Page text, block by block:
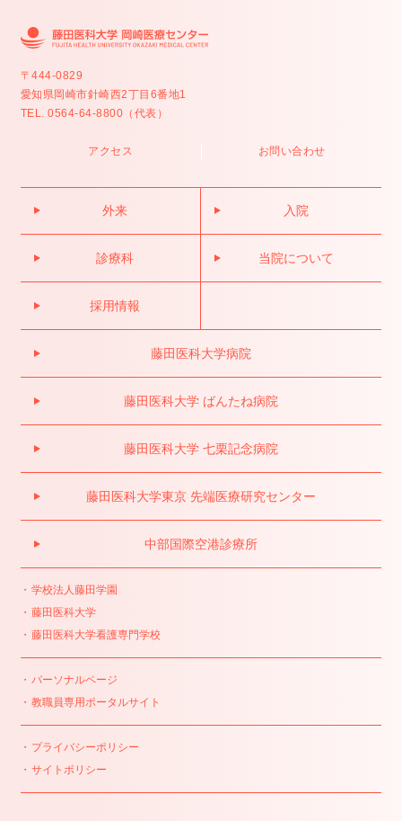
〒444-0829
愛知県岡崎市針崎西2丁目6番地1
TEL. 0564-64-8800（代表）
アクセス お問い合わせ
外来 入院
診療科 当院について
採用情報
藤田医科大学病院
藤田医科大学 ばんたね病院
藤田医科大学 七栗記念病院
藤田医科大学東京 先端医療研究センター
中部国際空港診療所
学校法人藤田学園
藤田医科大学
藤田医科大学看護専門学校
パーソナルページ
教職員専用ポータルサイト
プライバシーポリシー
サイトポリシー